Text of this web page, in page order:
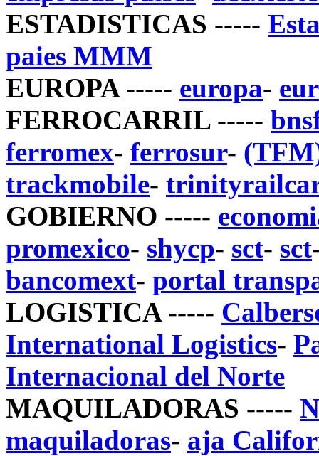
ESTADISTICAS -----
paies MMM
EUROPA ----- europa-
FERROCARRIL -----
ferromex- ferrosur-
trackmobile-
GOBIERNO -----
promexico- shycp- sct- sct
bancomext- portal
LOGISTICA -----
International Logistics-
Internacional del Norte
MAQUILADORAS -----
maquiladoras- aja